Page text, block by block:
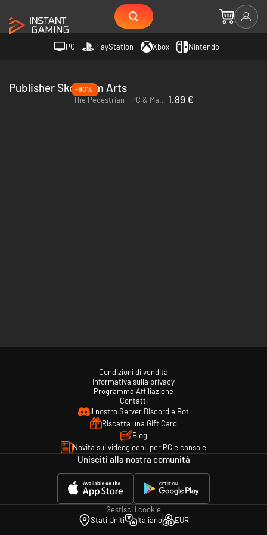
PC PlayStation Xbox Nintendo
Publisher Skookum Arts
-90%
The Pedestrian - PC & Mac (Steam) 1.89 €
Condizioni di vendita
Informativa sulla privacy
Programma Affiliazione
Contatti
Il nostro Server Discord e Bot
Riscatta una Gift Card
Blog
Novità sui videogiochi, per PC e console
Unisciti alla nostra comunità
Gestisci i cookie
Stati Uniti
Italiano EUR